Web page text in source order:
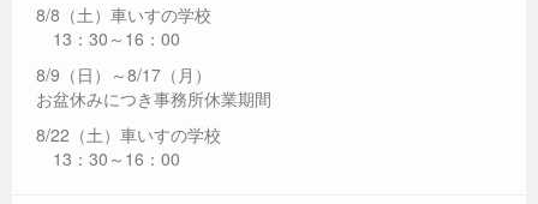
8/8（土）車いすの学校
13：30～16：00
8/9（日）～8/17（月）
お盆休みにつき事務所休業期間
8/22（土）車いすの学校
13：30～16：00